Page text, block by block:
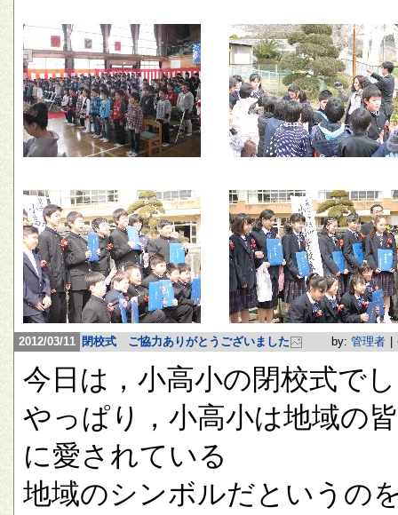
2012/03/11 閉校式 ご協力ありがとうございました by: 管理者
今日は，小高小の閉校式で
やっぱり，小高小は地域の
に愛されている
地域のシンボルだというの